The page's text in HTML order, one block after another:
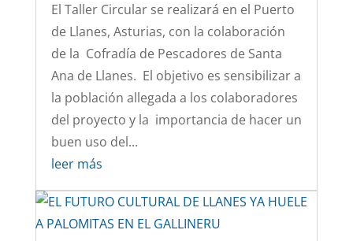
El Taller Circular se realizará en el Puerto
de Llanes, Asturias, con la colaboración
de la Cofradía de Pescadores de Santa
Ana de Llanes. El objetivo es sensibilizar a
la población allegada a los colaboradores
del proyecto y la importancia de hacer un
buen uso del...
leer más